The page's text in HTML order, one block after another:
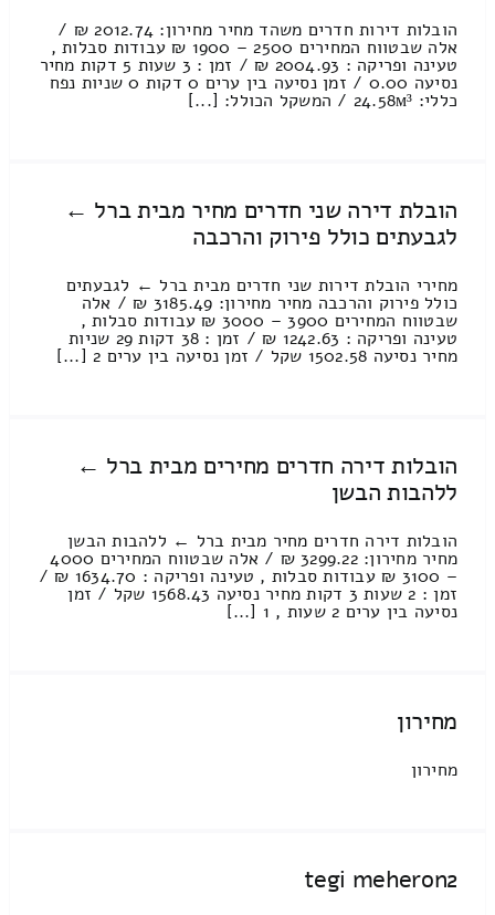
הובלות דירות חדרים משהד מחיר מחירון: 2012.74 ₪ /
אלה שבטווח המחירים 2500 – 1900 ₪ עבודות סבלות ,
טעינה ופריקה : 2004.93 ₪ / זמן : 3 שעות 5 דקות מחיר
נסיעה 0.00 / זמן נסיעה בין ערים 0 דקות 0 שניות נפח
כללי: 24.58м³ / המשקל הכולל: [...]
הובלת דירה שני חדרים מחיר מבית ברל ←
לגבעתים כולל פירוק והרכבה
מחירי הובלת דירות שני חדרים מבית ברל ← לגבעתים
כולל פירוק והרכבה מחיר מחירון: 3185.49 ₪ / אלה
שבטווח המחירים 3900 – 3000 ₪ עבודות סבלות ,
טעינה ופריקה : 1242.63 ₪ / זמן : 38 דקות 29 שניות
מחיר נסיעה 1502.58 שקל / זמן נסיעה בין ערים 2 [...]
הובלות דירה חדרים מחירים מבית ברל ←
ללהבות הבשן
הובלות דירה חדרים מחיר מבית ברל ← ללהבות הבשן
מחיר מחירון: 3299.22 ₪ / אלה שבטווח המחירים 4000
– 3100 ₪ עבודות סבלות , טעינה ופריקה : 1634.70 ₪ /
זמן : 2 שעות 3 דקות מחיר נסיעה 1568.43 שקל / זמן
נסיעה בין ערים 2 שעות , 1 [...]
מחירון
מחירון
tegi meheron2